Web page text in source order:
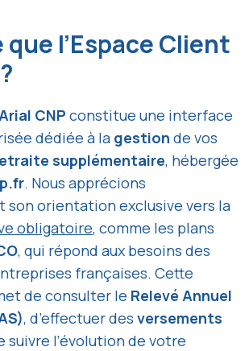
que l’Espace Client
CNP constitue une interface
dédiée à la gestion de vos
supplémentaire, hébergée
. Nous apprécions
orientation exclusive vers la
obligatoire, comme les plans
, qui répond aux besoins des
françaises. Cette
de consulter le Relevé Annuel
, d’effectuer des versements
l’évolution de votre